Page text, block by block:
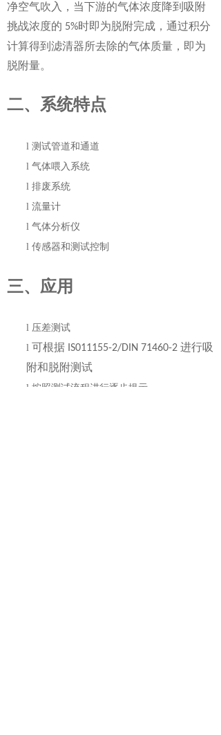
净空气吹入，当下游的气体浓度降到吸附
挑战浓度的 5%时即为脱附完成，通过积分
计算得到滤清器所去除的气体质量，即为
脱附量。
二、系统特点
l 测试管道和通道
l 气体喂入系统
l 排废系统
l 流量计
l 气体分析仪
l 传感器和测试控制
三、应用
l 压差测试
l 可根据 IS011155-2/DIN 71460-2 进行吸
附和脱附测试
l 按照测试流程进行逐步提示